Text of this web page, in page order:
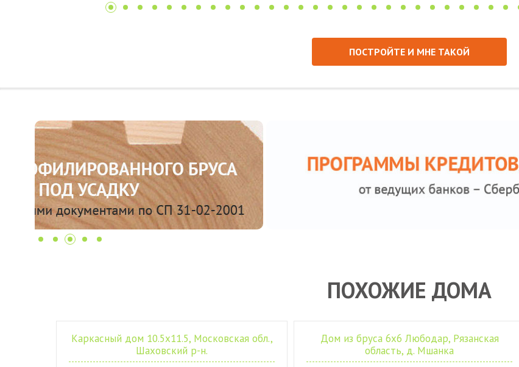
ПОСТРОЙТЕ И МНЕ ТАКОЙ
ПОХОЖИЕ ДОМА
Каркасный дом 10.5х11.5, Московская обл.,
Шаховский р-н.
Дом из бруса 6х6 Любодар, Рязанская
область, д. Мшанка